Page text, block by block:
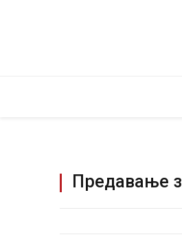
Предавање